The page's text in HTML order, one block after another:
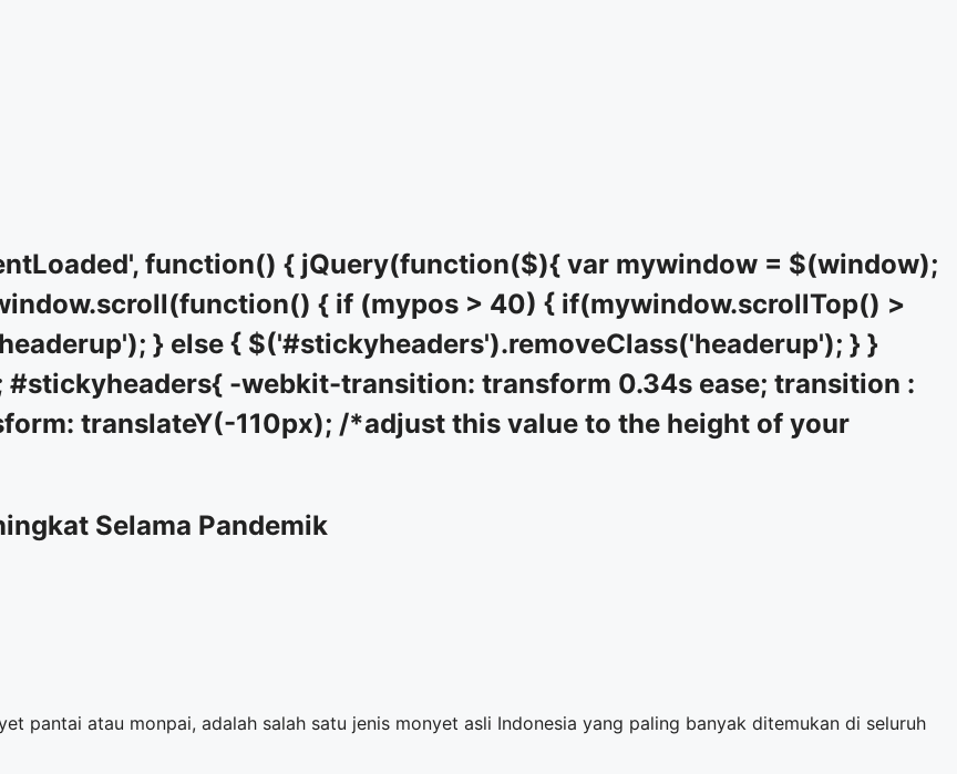
function() { jQuery(function($){ var mywindow = $(window);
{ if (mypos > 40) { if(mywindow.scrollTop() >
} else { $('#stickyheaders').removeClass('headerup'); } }
-webkit-transition: transform 0.34s ease; transition :
translateY(-110px); /*adjust this value to the height of your
Selama Pandemik
pantai atau monpai, adalah salah satu jenis monyet asli Indonesia yang paling banyak ditemukan di seluruh